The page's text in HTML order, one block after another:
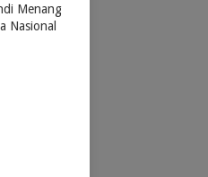
Menang
Nasional